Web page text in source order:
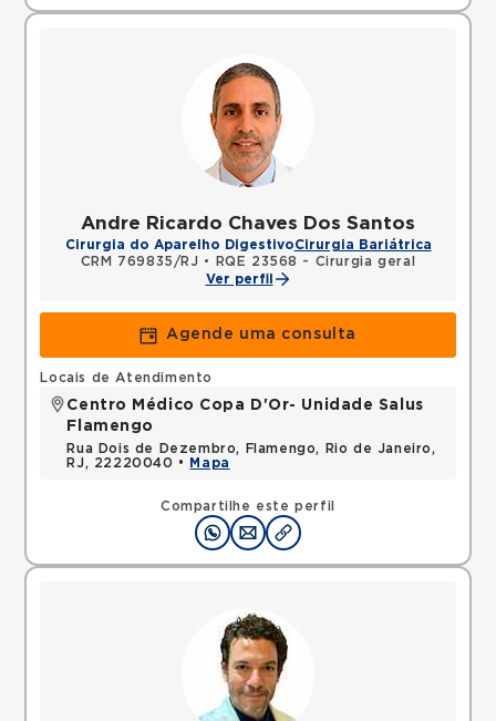
Andre Ricardo Chaves Dos Santos
Cirurgia do Aparelho DigestivoCirurgia Bariátrica
CRM 769835/RJ •
RQE 23568 - Cirurgia geral
Ver perfil
Agende uma consulta
Compartilhe este perfil
Locais de Atendimento
Centro Médico Copa D'Or- Unidade Salus
Flamengo
Rua Dois de Dezembro, Flamengo, Rio de Janeiro,
RJ, 22220040 •
Mapa